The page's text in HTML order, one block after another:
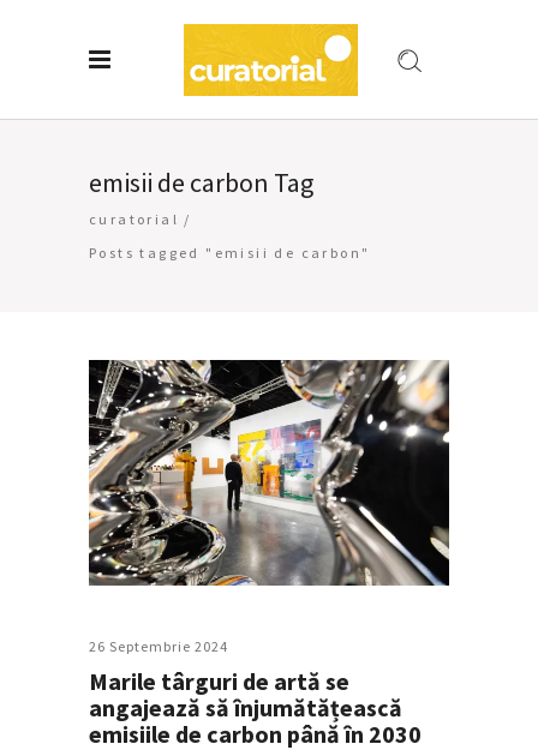
emisii de carbon Tag
curatorial /
Posts tagged "emisii de carbon"
26 Septembrie 2024
Marile târguri de artă se
angajează să înjumătățească
emisiile de carbon până în 2030